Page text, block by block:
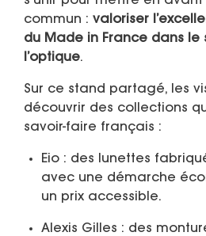
commun : valoriser
du Made in France dans le
l’optique.
Sur ce stand partagé, les
découvrir des collections
savoir-faire français :
Eio : des lunettes
avec une démarche
un prix accessible.
Alexis Gilles : des